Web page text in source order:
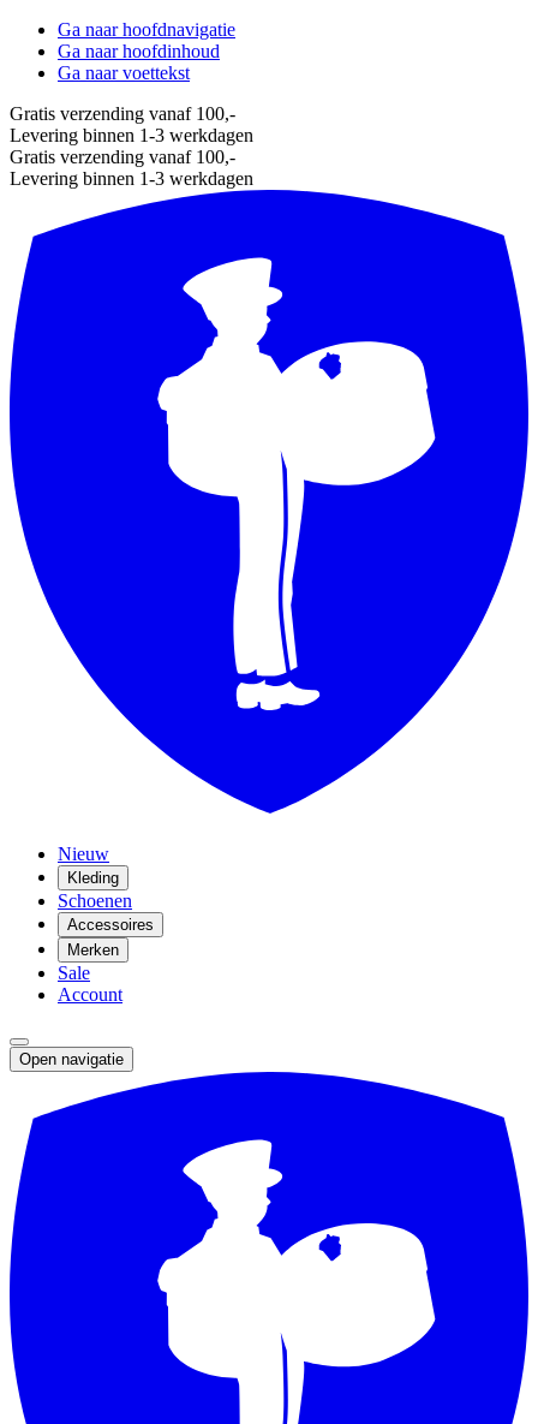
Ga naar hoofdnavigatie
Ga naar hoofdinhoud
Ga naar voettekst
Gratis verzending vanaf 100,-
Levering binnen 1-3 werkdagen
Gratis verzending vanaf 100,-
Levering binnen 1-3 werkdagen
Nieuw
Kleding
Schoenen
Accessoires
Merken
Sale
Account
Open navigatie